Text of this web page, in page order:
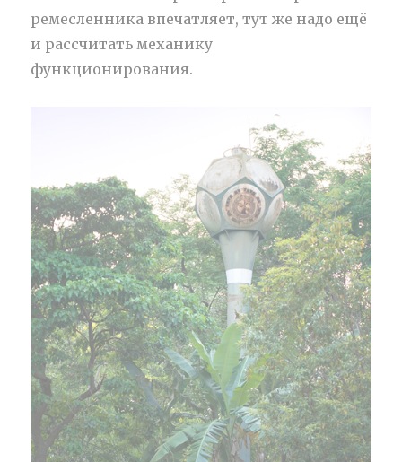
ремесленника впечатляет, тут же надо ещё
и рассчитать механику
функционирования.